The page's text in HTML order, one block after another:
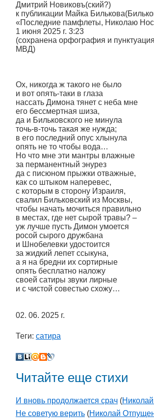
Дмитрий Новиковъ(ский?)
к публикации Майка
«Последние памфлеты, Николаю
1 июня 2025 г. 3:23
(сохранена орфография и
МВД)
Ох, никогда ж такого не было
и вот опять-таки в глаза
нассать Димона тянет с неба мне
его бессмертная шиза,
да и Бильковского не минула
точь-в-точь такая же нужда;
в его последний опус хлынула
опять не то чтобы вода…
Но что мне эти мантры влажные
за перманентный энурез
да с писюном прыжки отважные,
как со штыком наперевес,
с которым в сторону Израиля,
свалил Бильковский из Москвы,
чтобы начать мочиться правильно
в местах, где нет сырой травы? –
уж лучше пусть Димон умоется
росой сырого дружбана
и Шнобелевки удостоится
за жидкий лепет ссыкуна,
а я на бредни их сортирные
опять бесплатно наложу
своей сатиры звуки лирные
и с чистой совестью схожу…
02. 06. 2025 г.
Теги: сатира
Читайте еще стихи
И вновь продолжается срач (
Не советую верить (Николай